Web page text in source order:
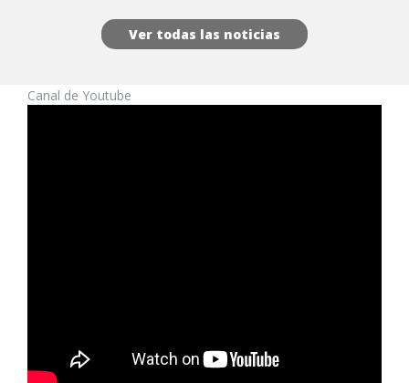
Ver todas las noticias
Canal de Youtube